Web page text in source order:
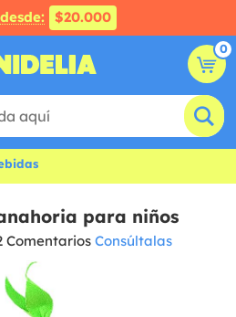
$20.000
0
para niños
Comentarios Consúltalas